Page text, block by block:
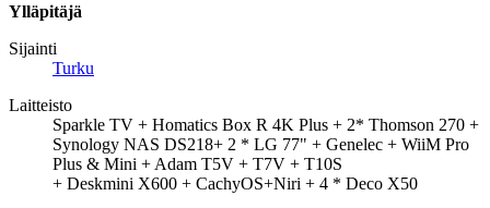
Ylläpitäjä
Sijainti
Turku
Laitteisto
Sparkle TV + Homatics Box R 4K Plus + 2* Thomson 270 +
Synology NAS DS218+ 2 * LG 77" + Genelec + WiiM Pro
Plus & Mini + Adam T5V + T7V + T10S
+ Deskmini X600 + CachyOS+Niri + 4 * Deco X50